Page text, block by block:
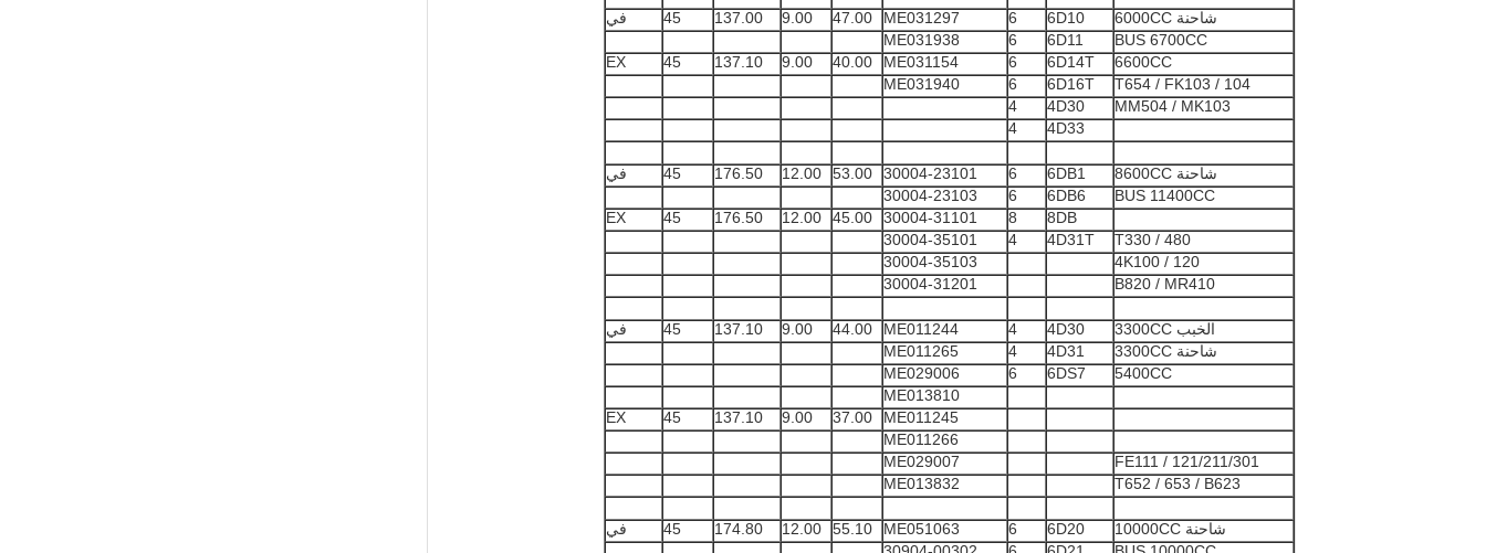
شاحنة 6000CC 6D10
6
ME031297
47.00
9.00
137.00
45
في
BUS 6700CC
6D11
6
ME031938
6600CC
6D14T
6
ME031154
40.00
9.00
137.10
45
EX
T654 / FK103 / 104
6D16T
6
ME031940
MM504 / MK103
4D30
4
4D33
4
شاحنة 8600CC 6DB1
6
30004-23101
53.00
12.00
176.50
45
في
BUS 11400CC
6DB6
6
30004-23103
8DB
8
30004-31101
45.00
12.00
176.50
45
EX
T330 / 480
4D31T
4
30004-35101
4K100 / 120
30004-35103
B820 / MR410
30004-31201
الخبب 3300CC 4D30
4
ME011244
44.00
9.00
137.10
45
في
شاحنة 3300CC
4D31
4
ME011265
5400CC
6DS7
6
ME029006
ME013810
ME011245
37.00
9.00
137.10
45
EX
ME011266
FE111 / 121/211/301
ME029007
T652 / 653 / B623
ME013832
شاحنة 10000CC 6D20
6
ME051063
55.10
12.00
174.80
45
في